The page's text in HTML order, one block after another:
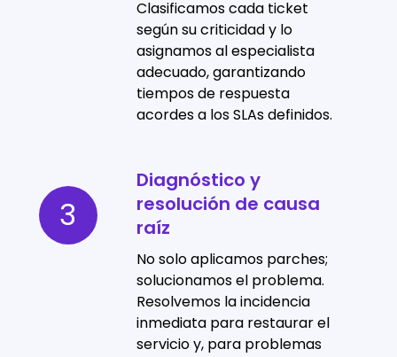
Clasificamos cada ticket
según su criticidad y lo
asignamos al especialista
adecuado, garantizando
tiempos de respuesta
acordes a los SLAs definidos.
3
Diagnóstico y
resolución de causa
raíz
No solo aplicamos parches;
solucionamos el problema.
Resolvemos la incidencia
inmediata para restaurar el
servicio y, para problemas
Diagnóstico
resolución